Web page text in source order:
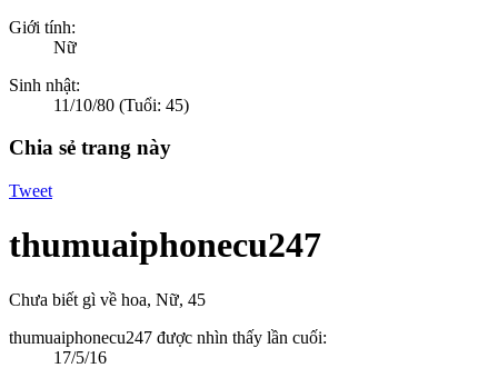
Giới tính:
Nữ
Sinh nhật:
11/10/80 (Tuổi: 45)
Chia sẻ trang này
Tweet
thumuaiphonecu247
Chưa biết gì về hoa, Nữ, 45
thumuaiphonecu247 được nhìn thấy lần cuối:
17/5/16